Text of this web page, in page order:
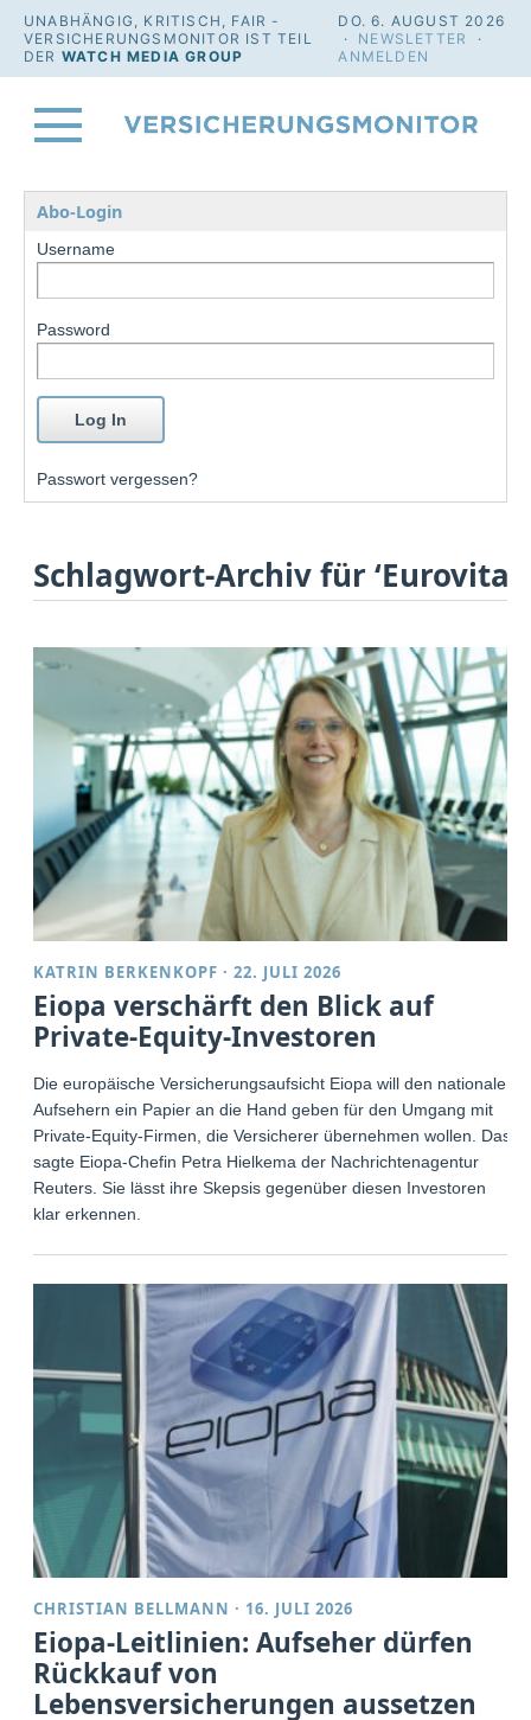
UNABHÄNGIG, KRITISCH, FAIR -
VERSICHERUNGSMONITOR IST TEIL
DER WATCH MEDIA GROUP
DO. 6. AUGUST 2026
· NEWSLETTER
·
ANMELDEN
Abo-Login
Username
Password
Passwort vergessen?
Schlagwort-Archiv für ‘Eurovita’
KATRIN BERKENKOPF ·22. JULI 2026
Eiopa verschärft den Blick auf
Private-Equity-Investoren
Die europäische Versicherungsaufsicht Eiopa will den nationalen
Aufsehern ein Papier an die Hand geben für den Umgang mit
Private-Equity-Firmen, die Versicherer übernehmen wollen. Das
sagte Eiopa-Chefin Petra Hielkema der Nachrichtenagentur
Reuters. Sie lässt ihre Skepsis gegenüber diesen Investoren
klar erkennen.
CHRISTIAN BELLMANN · 16. JULI 2026
Eiopa-Leitlinien: Aufseher dürfen
Rückkauf von
Lebensversicherungen aussetzen